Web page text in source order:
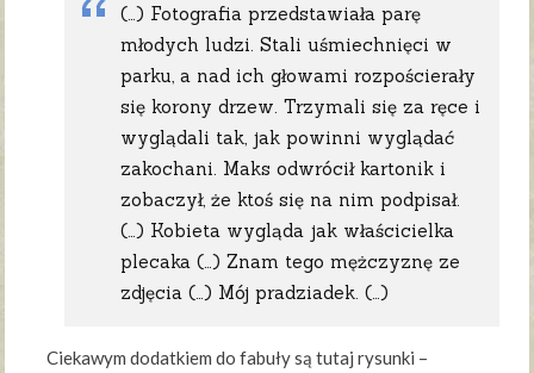
(…) Fotografia przedstawiała parę
młodych ludzi. Stali uśmiechnięci w
parku, a nad ich głowami rozpościerały
się korony drzew. Trzymali się za ręce i
wyglądali tak, jak powinni wyglądać
zakochani. Maks odwrócił kartonik i
zobaczył, że ktoś się na nim podpisał.
(…) Kobieta wygląda jak właścicielka
plecaka (…) Znam tego mężczyznę ze
zdjęcia (…) Mój pradziadek. (…)
Ciekawym dodatkiem do fabuły są tutaj rysunki –